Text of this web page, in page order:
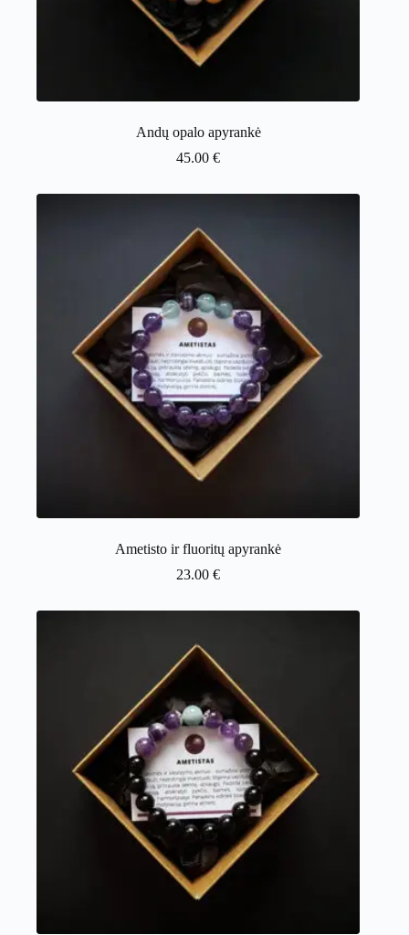
Andų opalo apyrankė
45.00€
Ametisto ir fluoritų apyrankė
23.00€